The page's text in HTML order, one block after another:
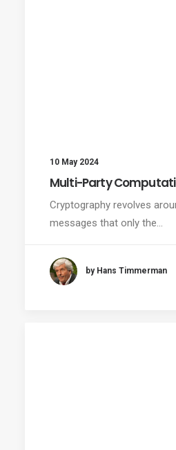
10 May 2024
Multi-Party
Cryptography revolves
messages that only the…
by Hans Timmerman